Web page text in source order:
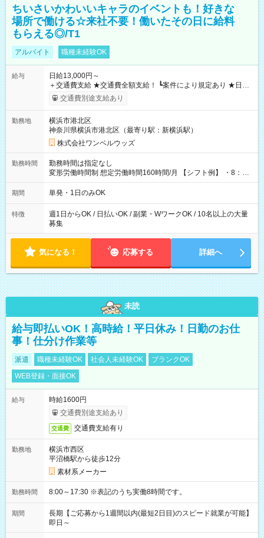
ちいさいかわいいキャラのイベントも！好きな
場所で働ける☆来社不要！働いたその日に給料
もらえる◎/T1
アルバイト 職種未経験OK
給与
日給13,000円～
＋交通費支給 ★交通費全額支給！ ┗案件により規定あり ★日払
いOK！（規定あり） ┗働いたその日に現金GET♪ お仕事後はコ
ンビニATMから 日払い分を引き落とせます！ 【試用期間】試
交通費別途支給あり
勤務地
横浜市港北区
神奈川県横浜市港北区（最寄り駅：新横浜駅）
株式会社ワンベルウッズ
勤務時間
勤務時間は指定なし
変形労働時間制 想定労働時間160時間/月 【シフト例】 ・8：00
～21：00
期間 単発・1日のみOK
特徴
週1日からOK / 日払いOK / 副業・WワークOK / 10名以上の大量
募集
気になる！ 応募する 詳細へ
未読
給与即払いOK！高時給！平日休み！日勤のお仕
事！仕分け作業等
派遣 職種未経験OK 社会人未経験OK
ブランクOK
WEB登録・面接OK
給与
時給1600円
交通費別途支給あり
交通費 交通費支給有り
勤務地
横浜市西区
平沼橋駅から徒歩12分
素材系メーカー
勤務時間 8:00～17:30 ※表記のうち実働8時間です。
期間
長期【ご応募から1週間以内(最短2日目)のスピード就業が可能】
即日～